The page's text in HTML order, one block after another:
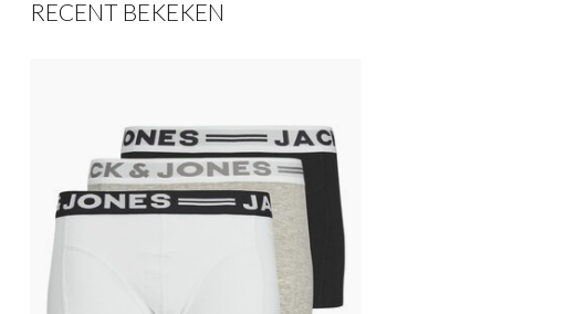
RECENT BEKEKEN